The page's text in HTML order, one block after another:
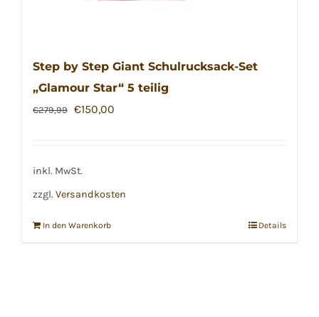
Step by Step Giant Schulrucksack-Set
„Glamour Star“ 5 teilig
€279,99 Ursprünglicher
€279,99
€150,00
inkl. MwSt.
zzgl. Versandkosten
In den Warenkorb Details